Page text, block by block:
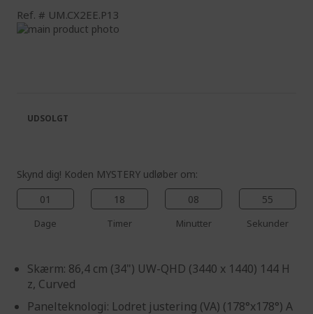
Ref. UM.CX2EE.P13
Skip
images
gallery
the
images
Skynd dig! Koden MYSTERY udløber om:
01
Dage
18
Timer
08
Minutter
54
Sekunder
Skærm: 86,4 cm (34") UW-QHD (3440 x 1440) 144 H
z, Curved
Panelteknologi: Lodret justering (VA) (178°x178°) A
UDSOLGT